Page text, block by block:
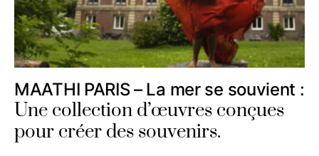
MAATHI PARIS – La mer se souvient :
Une collection d’œuvres conçues
pour créer des souvenirs.